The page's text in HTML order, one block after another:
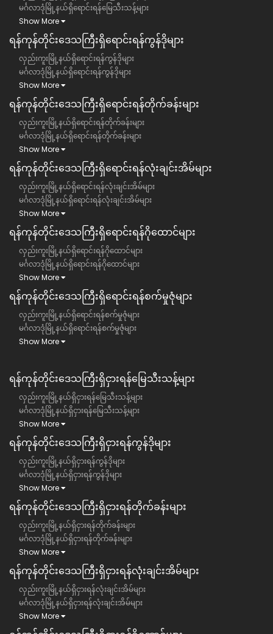
မင်္ဂလာဒုံမြို့နယ်ရှိရောင်းရန်မြေသီးသန့်များ
Show More
ရန်ကုန်တိုင်းဒေသကြီး​ရှိရောင်းရန်ကွန်ဒိုများ
လှည်းကူးမြို့နယ်ရှိရောင်းရန်ကွန်ဒိုများ
မင်္ဂလာဒုံမြို့နယ်ရှိရောင်းရန်ကွန်ဒိုများ
Show More
ရန်ကုန်တိုင်းဒေသကြီး​ရှိရောင်းရန်တိုက်ခန်းများ
လှည်းကူးမြို့နယ်ရှိရောင်းရန်တိုက်ခန်းများ
မင်္ဂလာဒုံမြို့နယ်ရှိရောင်းရန်တိုက်ခန်းများ
Show More
ရန်ကုန်တိုင်းဒေသကြီး​ရှိရောင်းရန်လုံးချင်းအိမ်များ
လှည်းကူးမြို့နယ်ရှိရောင်းရန်လုံးချင်းအိမ်များ
မင်္ဂလာဒုံမြို့နယ်ရှိရောင်းရန်လုံးချင်းအိမ်များ
Show More
ရန်ကုန်တိုင်းဒေသကြီး​ရှိရောင်းရန်ဂိုထောင်များ
လှည်းကူးမြို့နယ်ရှိရောင်းရန်ဂိုထောင်များ
မင်္ဂလာဒုံမြို့နယ်ရှိရောင်းရန်ဂိုထောင်များ
Show More
ရန်ကုန်တိုင်းဒေသကြီး​ရှိရောင်းရန်စက်မှုဇုံများ
လှည်းကူးမြို့နယ်ရှိရောင်းရန်စက်မှုဇုံများ
မင်္ဂလာဒုံမြို့နယ်ရှိရောင်းရန်စက်မှုဇုံများ
Show More
ရန်ကုန်တိုင်းဒေသကြီး​​ရှိငှားရန်မြေသီးသန့်များ
လှည်းကူးမြို့နယ်ရှိငှားရန်မြေသီးသန့်များ
မင်္ဂလာဒုံမြို့နယ်ရှိငှားရန်မြေသီးသန့်များ
Show More
ရန်ကုန်တိုင်းဒေသကြီး​​ရှိငှားရန်ကွန်ဒိုများ
လှည်းကူးမြို့နယ်ရှိငှားရန်ကွန်ဒိုများ
မင်္ဂလာဒုံမြို့နယ်ရှိငှားရန်ကွန်ဒိုများ
Show More
ရန်ကုန်တိုင်းဒေသကြီး​​ရှိငှားရန်တိုက်ခန်းများ
လှည်းကူးမြို့နယ်ရှိငှားရန်တိုက်ခန်းများ
မင်္ဂလာဒုံမြို့နယ်ရှိငှားရန်တိုက်ခန်းများ
Show More
ရန်ကုန်တိုင်းဒေသကြီး​​ရှိငှားရန်လုံးချင်းအိမ်များ
လှည်းကူးမြို့နယ်ရှိငှားရန်လုံးချင်းအိမ်များ
မင်္ဂလာဒုံမြို့နယ်ရှိငှားရန်လုံးချင်းအိမ်များ
Show More